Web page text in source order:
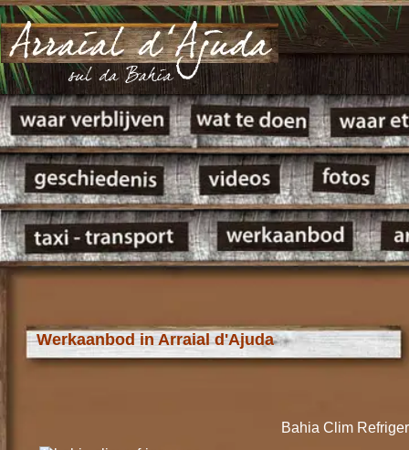
Werkaanbod in Arraial d'Ajuda
Bahia Clim